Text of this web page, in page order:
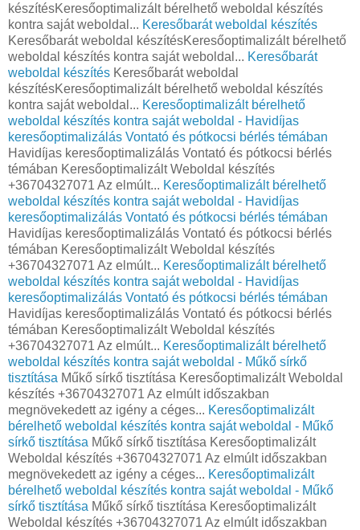
készítésKeresőoptimalizált bérelhető weboldal készítés
kontra saját weboldal... Keresőbarát weboldal készítés
Keresőbarát weboldal készítésKeresőoptimalizált bérelhető
weboldal készítés kontra saját weboldal... Keresőbarát
weboldal készítés Keresőbarát weboldal
készítésKeresőoptimalizált bérelhető weboldal készítés
kontra saját weboldal... Keresőoptimalizált bérelhető
weboldal készítés kontra saját weboldal - Havidíjas
keresőoptimalizálás Vontató és pótkocsi bérlés témában
Havidíjas keresőoptimalizálás Vontató és pótkocsi bérlés
témában Keresőoptimalizált Weboldal készítés
+36704327071 Az elmúlt... Keresőoptimalizált bérelhető
weboldal készítés kontra saját weboldal - Havidíjas
keresőoptimalizálás Vontató és pótkocsi bérlés témában
Havidíjas keresőoptimalizálás Vontató és pótkocsi bérlés
témában Keresőoptimalizált Weboldal készítés
+36704327071 Az elmúlt... Keresőoptimalizált bérelhető
weboldal készítés kontra saját weboldal - Havidíjas
keresőoptimalizálás Vontató és pótkocsi bérlés témában
Havidíjas keresőoptimalizálás Vontató és pótkocsi bérlés
témában Keresőoptimalizált Weboldal készítés
+36704327071 Az elmúlt... Keresőoptimalizált bérelhető
weboldal készítés kontra saját weboldal - Műkő sírkő
tisztítása Műkő sírkő tisztítása Keresőoptimalizált Weboldal
készítés +36704327071 Az elmúlt időszakban
megnövekedett az igény a céges... Keresőoptimalizált
bérelhető weboldal készítés kontra saját weboldal - Műkő
sírkő tisztítása Műkő sírkő tisztítása Keresőoptimalizált
Weboldal készítés +36704327071 Az elmúlt időszakban
megnövekedett az igény a céges... Keresőoptimalizált
bérelhető weboldal készítés kontra saját weboldal - Műkő
sírkő tisztítása Műkő sírkő tisztítása Keresőoptimalizált
Weboldal készítés +36704327071 Az elmúlt időszakban